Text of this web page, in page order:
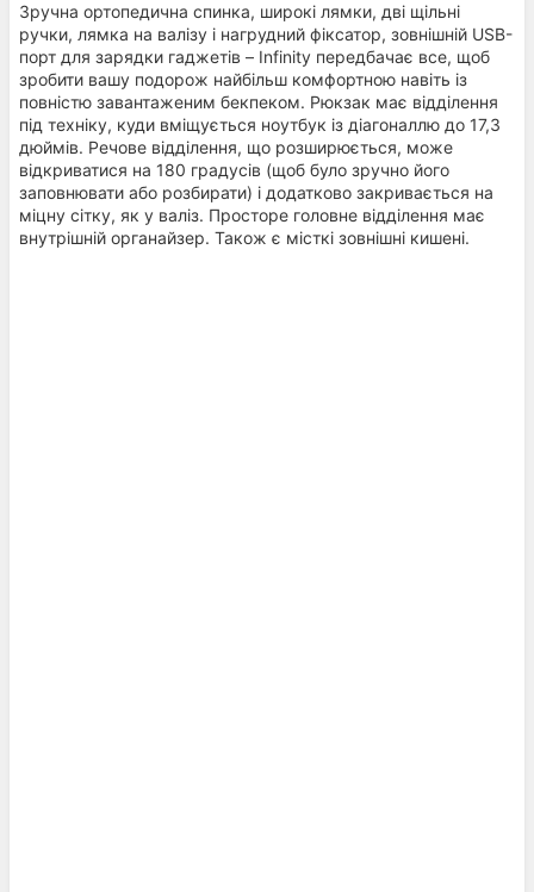
Зручна ортопедична спинка, широкі лямки, дві щільні
ручки, лямка на валізу і нагрудний фіксатор, зовнішній USB-
порт для зарядки гаджетів – Infinity передбачає все, щоб
зробити вашу подорож найбільш комфортною навіть із
повністю завантаженим бекпеком. Рюкзак має відділення
під техніку, куди вміщується ноутбук із діагоналлю до 17,3
дюймів. Речове відділення, що розширюється, може
відкриватися на 180 градусів (щоб було зручно його
заповнювати або розбирати) і додатково закривається на
міцну сітку, як у валіз. Просторе головне відділення має
внутрішній органайзер. Також є місткі зовнішні кишені.